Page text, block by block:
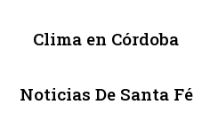
Clima en Córdoba
Noticias De Santa Fé